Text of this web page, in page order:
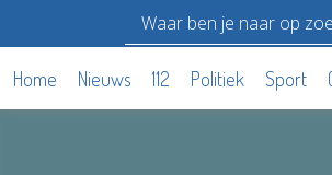
Home Nieuws 112 Politiek Sport